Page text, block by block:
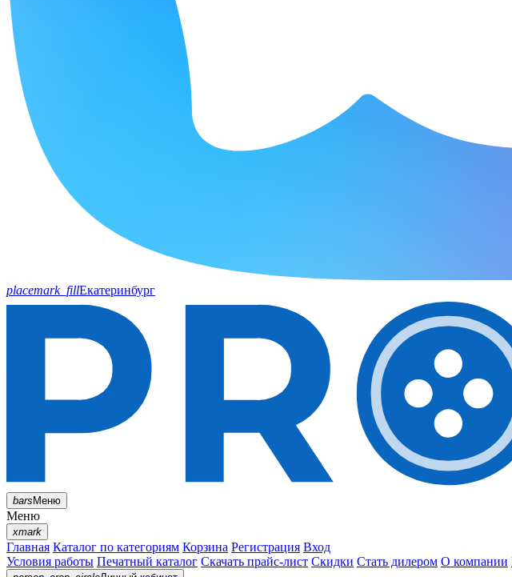
placemark_fillЕкатеринбург
barsМеню
Меню
xmark
Главная Каталог по категориям Корзина Регистрация Вход
Условия работы Печатный каталог Скачать прайс-лист Скидки Стать дилером О компании